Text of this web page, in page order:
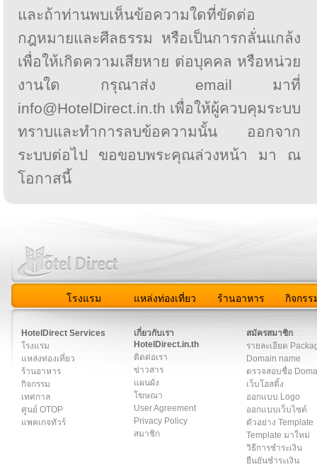
และถ้าท่านพบเห็นข้อความใดที่ขัดต่อ
กฎหมายและศีลธรรม หรือเป็นการกลั่นแกล้ง
เพื่อให้เกิดความเสียหาย ต่อบุคคล หรือหน่วย
งานใด กรุณาส่ง email มาที่
info@HotelDirect.in.th เพื่อให้ผู้ควบคุมระบบ
ทราบและทำการลบข้อความนั้น ออกจาก
ระบบต่อไป ขอขอบพระคุณล่วงหน้า มา ณ
โอกาสนี้
โรงแรม แหล่งท่องเที่ยว ร้านอาหาร กิจกรร
HotelDirect Services
โรงแรม
แหล่งท่องเที่ยว
ร้านอาหาร
กิจกรรม
เทศกาล
ศูนย์ OTOP
แพคเกจทัวร์
เกี่ยวกับเรา
HotelDirect.in.th
ติดต่อเรา
ข่าวสาร
แผนผัง
โฆษณา
User Agreement
Privacy Policy
สมาชิก
สมัครสมาชิก
รายละเอียด
Domain name
ตรวจสอบชื่อ
เว็บโฮสติ้ง
ออกแบบ Logo
ออกแบบเว็บไซต์
ตัวอย่าง Template
Template มาใหม่
วิธีการชำระเงิน
ยืนยันชำระเงิน